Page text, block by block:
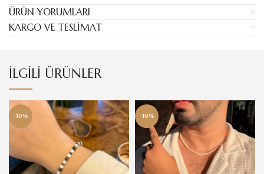
ÜRÜN YORUMLARI
KARGO VE TESLIMAT
İLGILI ÜRÜNLER
-10% -10%